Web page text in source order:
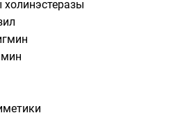
холинэстеразы